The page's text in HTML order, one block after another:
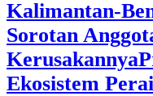
Kalimantan-
Sorotan
Kerusakannya
Ekosistem